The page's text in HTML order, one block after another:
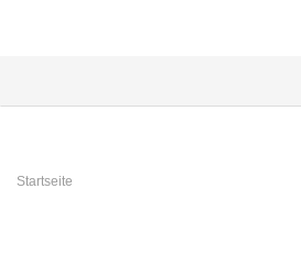
Sie sind hier
Startseite